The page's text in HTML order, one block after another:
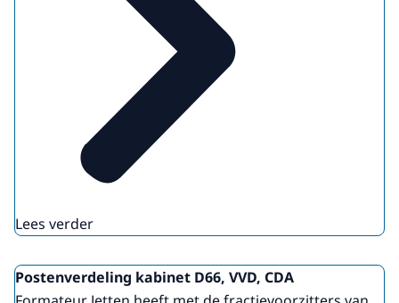
Lees verder
Postenverdeling kabinet D66, VVD, CDA